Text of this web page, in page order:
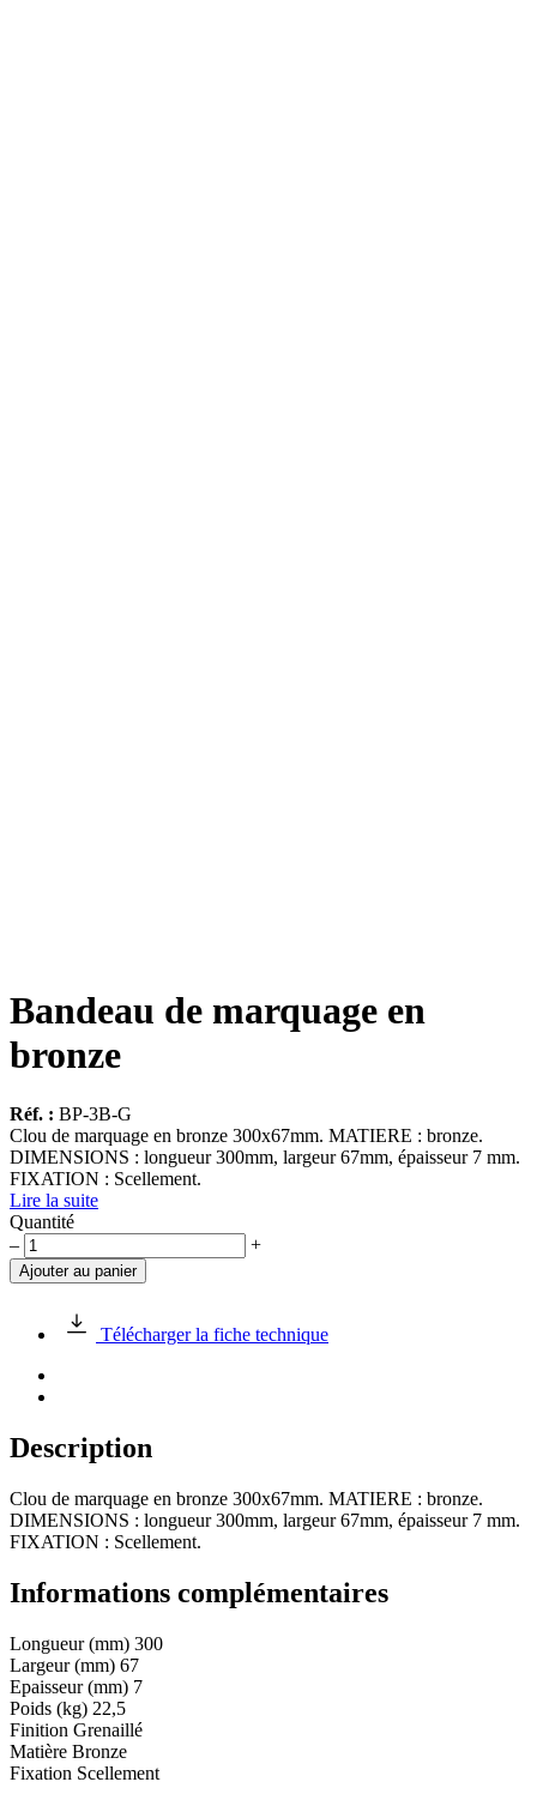
Bandeau de marquage en
bronze
Réf. : BP-3B-G
Clou de marquage en bronze 300x67mm. MATIERE : bronze.
DIMENSIONS : longueur 300mm, largeur 67mm, épaisseur 7 mm.
FIXATION : Scellement.
Lire la suite
Quantité
quantité
de
Bandeau
marquage
bronze
– +
Ajouter au panier
Télécharger la fiche technique
Description
Clou de marquage en bronze 300x67mm. MATIERE : bronze.
DIMENSIONS : longueur 300mm, largeur 67mm, épaisseur 7 mm.
FIXATION : Scellement.
Informations complémentaires
Longueur (mm) 300
Largeur (mm) 67
Epaisseur (mm) 7
Poids (kg) 22,5
Finition Grenaillé
Matière Bronze
Fixation Scellement